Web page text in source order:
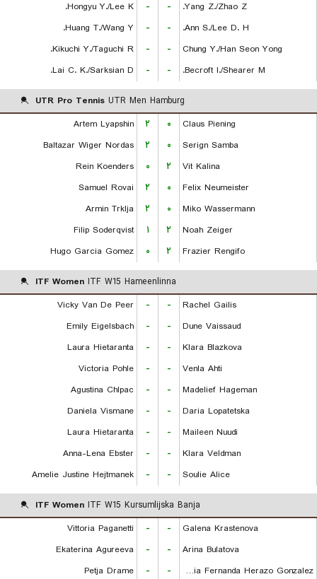
Hongyu Y./Lee K.
- -
Yang Z./Zhao Z.
Huang T./Wang Y.
- -
Ann S./Lee D. H.
Kikuchi Y./Taguchi R.
- -
Chung Y./Han Seon Yong
Lai C. K./Sarksian D.
- - Becroft I./Shearer M.
UTR Pro Tennis UTR Men Hamburg
Artem Lyapshin
۲ ۰
Claus Piening
Baltazar Wiger Nordas
۲ ۰
Serign Samba
Rein Koenders
۰ ۲
Vit Kalina
Samuel Rovai
۲ ۰
Felix Neumeister
Armin Trklja
۲ ۰
Miko Wassermann
Filip Soderqvist
۱ ۲
Noah Zeiger
Hugo Garcia Gomez
۰ ۲ Frazier Rengifo
ITF Women ITF W15 Hameenlinna
Vicky Van De Peer
- -
Rachel Gailis
Emily Eigelsbach
- -
Dune Vaissaud
Laura Hietaranta
- -
Klara Blazkova
Victoria Pohle
- -
Venla Ahti
Agustina Chlpac
- -
Madelief Hageman
Daniela Vismane
- -
Daria Lopatetska
Laura Hietaranta
- -
Maileen Nuudi
Anna-Lena Ebster
- -
Klara Veldman
Amelie Justine Hejtmanek
- - Soulie Alice
ITF Women ITF W15 Kursumlijska Banja
Vittoria Paganetti
- -
Galena Krastenova
Ekaterina Agureeva
- -
Arina Bulatova
Petja Drame
- -
Maria Fernanda Herazo Gonzalez